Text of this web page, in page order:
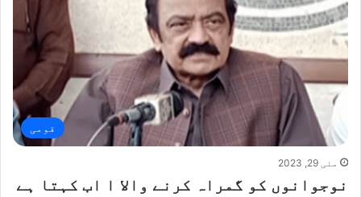
قومی
مئی 29, 2023
نوجوانوں کو گمراہ کرنے والا ا اب کہتا ہے